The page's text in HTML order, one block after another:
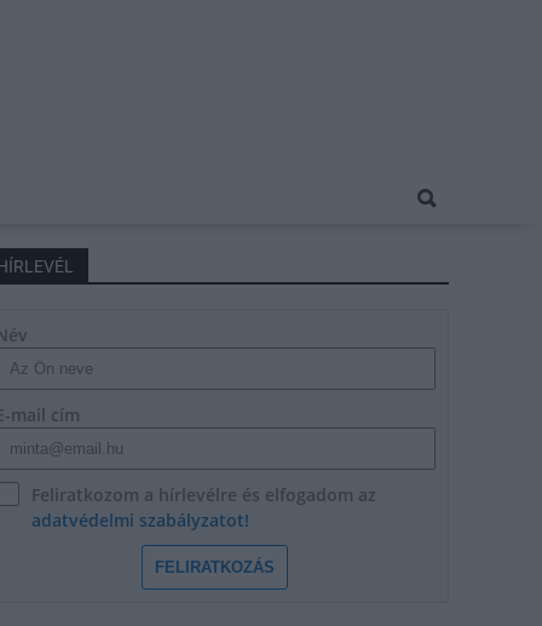
mail cím
Feliratkozom a hírlevélre és elfogadom az
adatvédelmi szabályzatot!
FELIRATKOZÁS